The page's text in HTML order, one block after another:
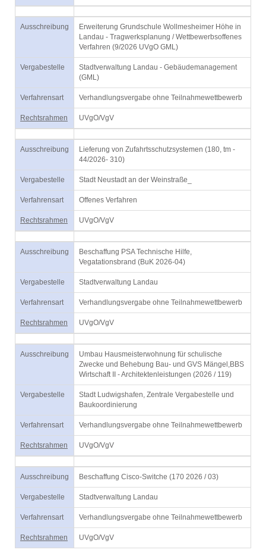
Ausschreibung
Erweiterung Grundschule Wollmesheimer Höhe in
Landau - Tragwerksplanung / Wettbewerbsoffenes
Verfahren (9/2026 UVgO GML)
Vergabestelle
Stadtverwaltung Landau - Gebäudemanagement
(GML)
Verfahrensart Verhandlungsvergabe ohne Teilnahmewettbewerb
Rechtsrahmen UVgO/VgV
Ausschreibung
Lieferung von Zufahrtsschutzsystemen (180, tm -
44/2026- 310)
Vergabestelle Stadt Neustadt an der Weinstraße_
Verfahrensart Offenes Verfahren
Rechtsrahmen UVgO/VgV
Ausschreibung
Beschaffung PSA Technische Hilfe,
Vegatationsbrand (BuK 2026-04)
Vergabestelle Stadtverwaltung Landau
Verfahrensart Verhandlungsvergabe ohne Teilnahmewettbewerb
Rechtsrahmen UVgO/VgV
Ausschreibung
Umbau Hausmeisterwohnung für schulische
Zwecke und Behebung Bau- und GVS Mängel,BBS
Wirtschaft II - Architektenleistungen (2026 / 119)
Vergabestelle
Stadt Ludwigshafen, Zentrale Vergabestelle und
Baukoordinierung
Verfahrensart Verhandlungsvergabe ohne Teilnahmewettbewerb
Rechtsrahmen UVgO/VgV
Ausschreibung Beschaffung Cisco-Switche (170 2026 / 03)
Vergabestelle Stadtverwaltung Landau
Verfahrensart Verhandlungsvergabe ohne Teilnahmewettbewerb
Rechtsrahmen UVgO/VgV